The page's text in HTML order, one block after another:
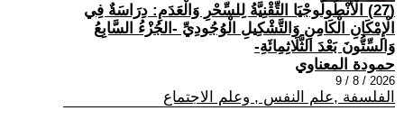
(27) الْأَنْطُولُوجْيَا التِّقْنِيَّةُ لِلسِّحْرِ وَالْعَدَمِ: دِرَاسَةٌ فِي
الْإِمْكَانِ الْكَامِنِ وَالتَّشْكِيلِ الْوُجُودِيِّ -الجُزْءُ السَّابِعُ
وَالسِّتُّونَ بَعْدَ الثَّلَاثِمِائَةِ-
حمودة المعناوي
2026 / 8 / 9
الفلسفة ,علم النفس , وعلم الاجتماع